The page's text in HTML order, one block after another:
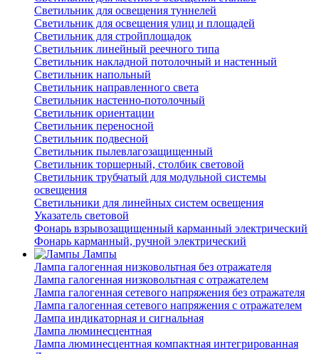
Светильник для освещения туннелей
Светильник для освещения улиц и площадей
Светильник для стройплощадок
Светильник линейный реечного типа
Светильник накладной потолочный и настенный
Светильник напольный
Светильник направленного света
Светильник настенно-потолочный
Светильник ориентации
Светильник переносной
Светильник подвесной
Светильник пылевлагозащищенный
Светильник торшерный, столбик световой
Светильник трубчатый для модульной системы
освещения
Светильники для линейных систем освещения
Указатель световой
Фонарь взрывозащищенный карманный электрический
Фонарь карманный, ручной электрический
Лампы
Лампа галогенная низковольтная без отражателя
Лампа галогенная низковольтная с отражателем
Лампа галогенная сетевого напряжения без отражателя
Лампа галогенная сетевого напряжения с отражателем
Лампа индикаторная и сигнальная
Лампа люминесцентная
Лампа люминесцентная компактная интегрированная